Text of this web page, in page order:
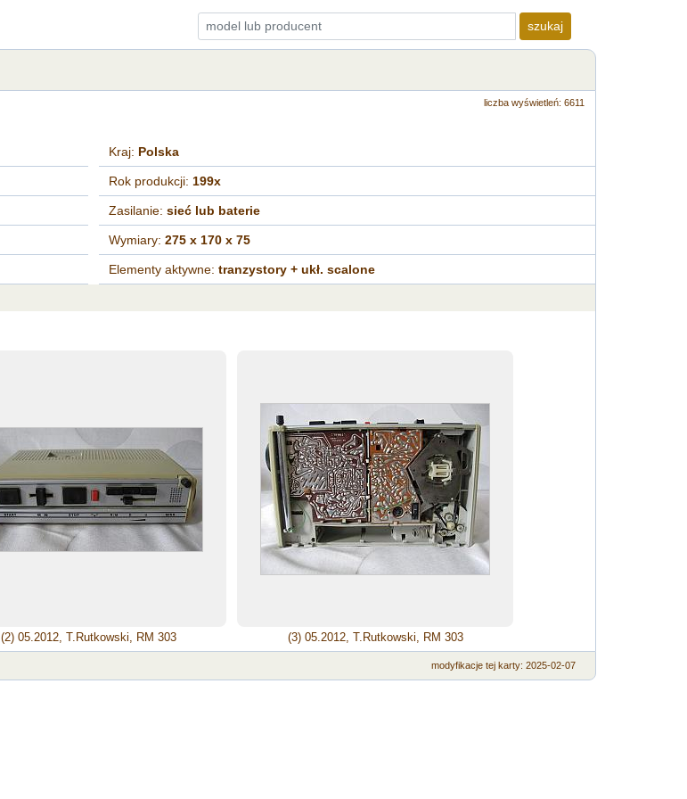
szukaj
liczba wyświetleń: 6611
Kraj: Polska
Rok produkcji: 199x
Zasilanie:sieć lub baterie
Wymiary:275 x 170 x 75
Elementy aktywne:tranzystory + ukł. scalone
(2) 05.2012, T.Rutkowski, RM 303 (3) 05.2012, T.Rutkowski, RM 303
modyfikacje tej karty: 2025-02-07